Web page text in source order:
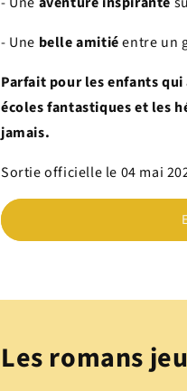
- Une belle amitiéentre un
Parfait pour les enfants
écoles fantastiques et les
jamais.
Sortie officielle le 04 mai
Les romans